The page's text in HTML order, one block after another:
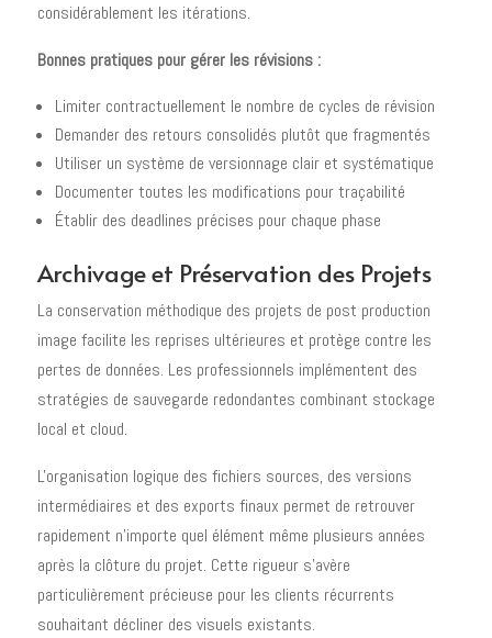
considérablement les itérations.
Bonnes pratiques pour gérer les révisions :
Limiter contractuellement le nombre de cycles de révision
Demander des retours consolidés plutôt que fragmentés
Utiliser un système de versionnage clair et systématique
Documenter toutes les modifications pour traçabilité
Établir des deadlines précises pour chaque phase
Archivage et Préservation des Projets
La conservation méthodique des projets de post production
image facilite les reprises ultérieures et protège contre les
pertes de données. Les professionnels implémentent des
stratégies de sauvegarde redondantes combinant stockage
local et cloud.
L'organisation logique des fichiers sources, des versions
intermédiaires et des exports finaux permet de retrouver
rapidement n'importe quel élément même plusieurs années
après la clôture du projet. Cette rigueur s'avère
particulièrement précieuse pour les clients récurrents
souhaitant décliner des visuels existants.